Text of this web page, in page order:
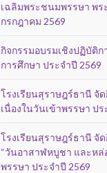
เฉลิมพระชนมพรรษา พร
กรกฎาคม 2569
กิจกรรมอบรมเชิงปฏิบัติ
การศึกษา ประจำปี 2569
โรงเรียนสุราษฎร์ธานี จั
เนื่องในวันเข้าพรรษา ปร
โรงเรียนสุราษฎร์ธานี จั
“วันอาสาฬหบูชา และหล่
พรรษา ประจำปี 2569